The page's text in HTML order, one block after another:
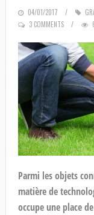
POSTED
ON
04/01/2017
3 COMMENTS
Parmi les objets
matière de
occupe une place